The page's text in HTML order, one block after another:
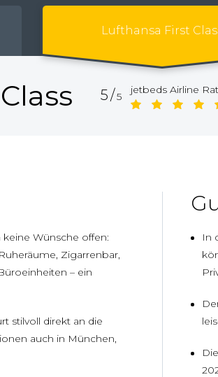
Lufthansa First
5/5
jetbeds Airline
keine Wünsche offen:
Zigarrenbar,
– ein
stilvoll direkt an die
auch in München,
In